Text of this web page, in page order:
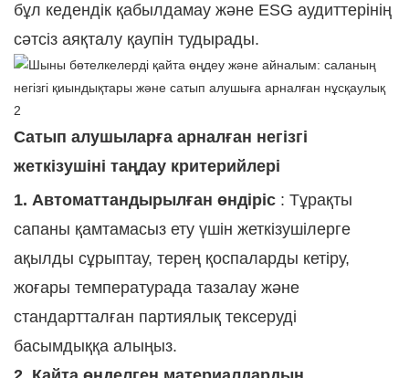
бұл кедендік қабылдамау және ESG аудиттерінің
сәтсіз аяқталу қаупін тудырады.
Сатып алушыларға арналған негізгі
жеткізушіні таңдау критерийлері
1. Автоматтандырылған өндіріс : Тұрақты
сапаны қамтамасыз ету үшін жеткізушілерге
ақылды сұрыптау, терең қоспаларды кетіру,
жоғары температурада тазалау және
стандартталған партиялық тексеруді
басымдыққа алыңыз.